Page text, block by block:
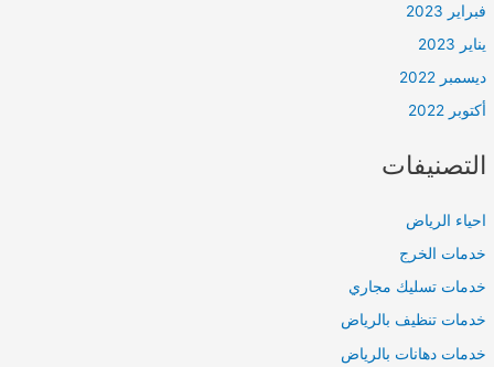
فبراير 2023
يناير 2023
ديسمبر 2022
أكتوبر 2022
التصنيفات
احياء الرياض
خدمات الخرج
خدمات تسليك مجاري
خدمات تنظيف بالرياض
خدمات دهانات بالرياض